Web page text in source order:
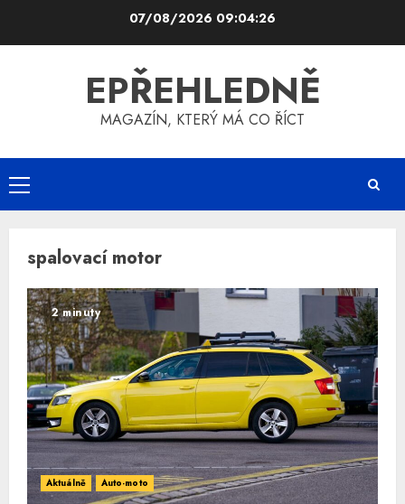
07/08/2026 09:04:26
EPŘEHLEDNĚ
MAGAZÍN, KTERÝ MÁ CO ŘÍCT
Primary
Menu
spalovací motor
2 minuty
Aktuálně Auto-moto